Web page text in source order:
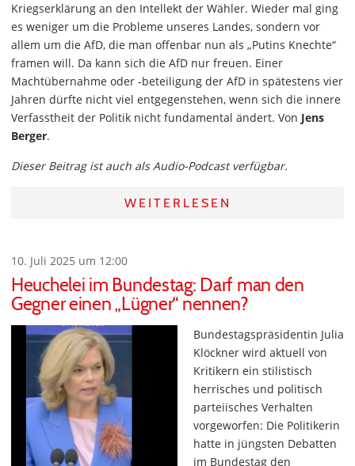
Kriegserklärung an den Intellekt der Wähler. Wieder mal ging
es weniger um die Probleme unseres Landes, sondern vor
allem um die AfD, die man offenbar nun als „Putins Knechte“
framen will. Da kann sich die AfD nur freuen. Einer
Machtübernahme oder -beteiligung der AfD in spätestens vier
Jahren dürfte nicht viel entgegenstehen, wenn sich die innere
Verfasstheit der Politik nicht fundamental ändert. Von Jens
Berger.
Dieser Beitrag ist auch als Audio-Podcast verfügbar.
WEITERLESEN
10. Juli 2025 um 12:00
Heuchelei im Bundestag: Darf man den
Gegner einen „Lügner“ nennen?
Bundestagspräsidentin Julia
Klöckner wird aktuell von
Kritikern ein stilistisch
herrisches und politisch
parteiisches Verhalten
vorgeworfen: Die Politikerin
hatte in jüngsten Debatten
im Bundestag den